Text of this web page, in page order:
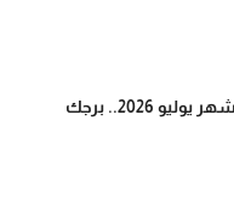
توقعات برج الحوت لشهر يوليو 2026.. برجك